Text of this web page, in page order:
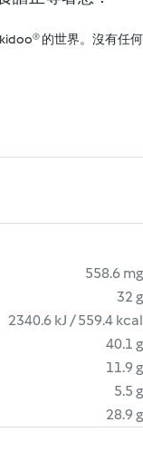
的世界。沒有任何
558.6 mg
32 g
2340.6 kJ / 559.4 kcal
40.1 g
11.9 g
5.5 g
28.9 g